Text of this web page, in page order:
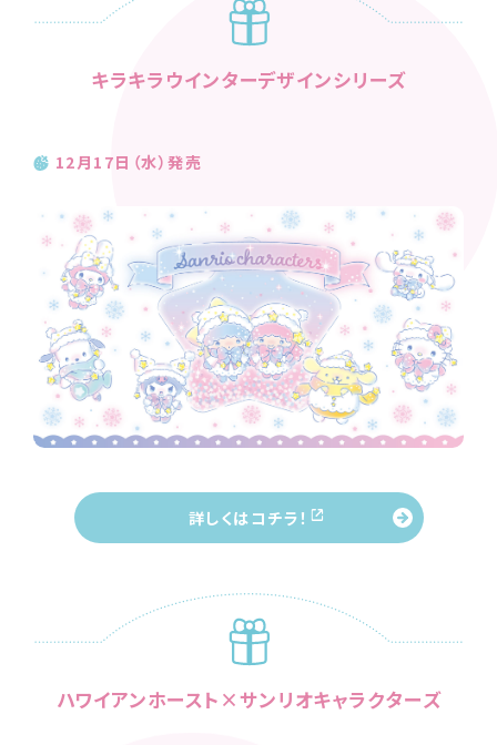
キラキラウインターデザインシリーズ
12月17日（水）発売
詳しくはコチラ！
ハワイアンホースト×サンリオキャラクターズ